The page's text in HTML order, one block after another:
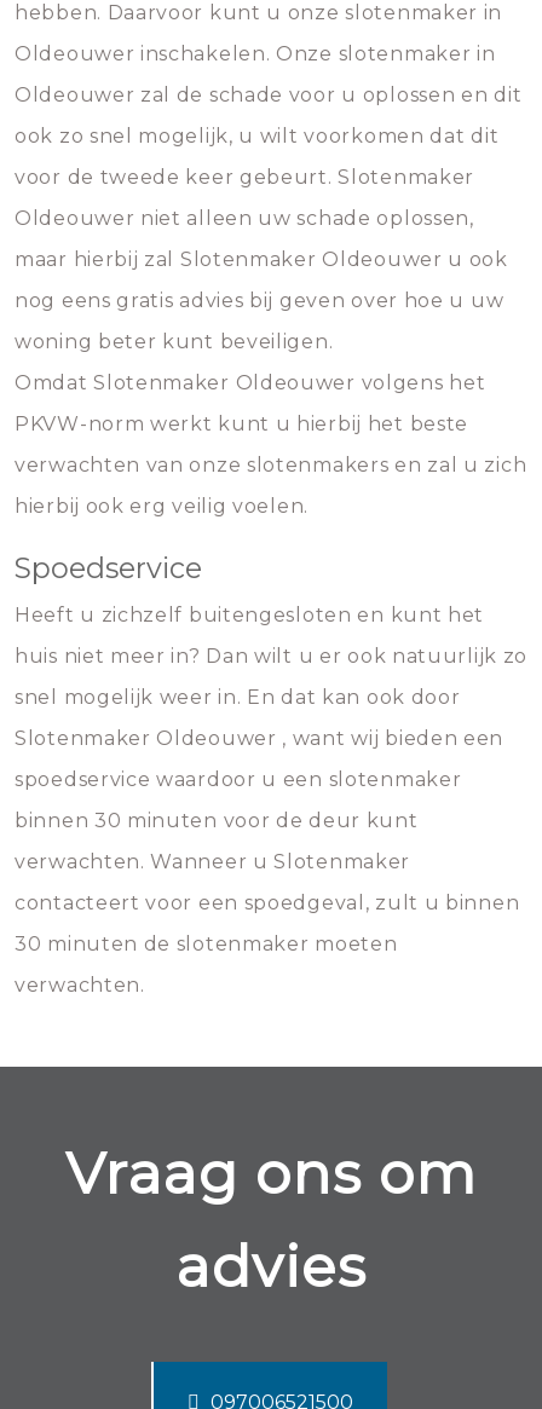
hebben. Daarvoor kunt u onze slotenmaker in
Oldeouwer inschakelen. Onze slotenmaker in
Oldeouwer zal de schade voor u oplossen en dit
ook zo snel mogelijk, u wilt voorkomen dat dit
voor de tweede keer gebeurt. Slotenmaker
Oldeouwer niet alleen uw schade oplossen,
maar hierbij zal Slotenmaker Oldeouwer u ook
nog eens gratis advies bij geven over hoe u uw
woning beter kunt beveiligen.
Omdat Slotenmaker Oldeouwer volgens het
PKVW-norm werkt kunt u hierbij het beste
verwachten van onze slotenmakers en zal u zich
hierbij ook erg veilig voelen.
Spoedservice
Heeft u zichzelf buitengesloten en kunt het
huis niet meer in? Dan wilt u er ook natuurlijk zo
snel mogelijk weer in. En dat kan ook door
Slotenmaker Oldeouwer , want wij bieden een
spoedservice waardoor u een slotenmaker
binnen 30 minuten voor de deur kunt
verwachten. Wanneer u Slotenmaker
contacteert voor een spoedgeval, zult u binnen
30 minuten de slotenmaker moeten
verwachten.
Vraag ons om
advies
097006521500